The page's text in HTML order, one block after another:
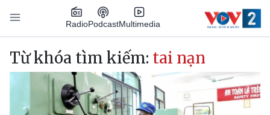
Nhảy đến nội dung
RadioPodcastMultimedia
Main navigation
Từ khóa tìm kiếm: tai nạn